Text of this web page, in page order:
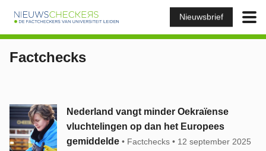
Nieuwsbrief
Factchecks
Nederland vangt minder Oekraïense
vluchtelingen op dan het Europees
gemiddelde
Factchecks
12 september 2025